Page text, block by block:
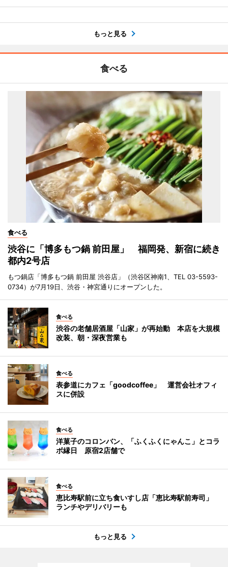
もっと見る
食べる
食べる
渋谷に「博多もつ鍋 前田屋」 福岡発、新宿に続き
都内2号店
もつ鍋店「博多もつ鍋 前田屋 渋谷店」（渋谷区神南1、TEL 03-5593-
0734）が7月19日、渋谷・神宮通りにオープンした。
食べる
渋谷の老舗居酒屋「山家」が再始動 本店を大規模
改装、朝・深夜営業も
食べる
表参道にカフェ「goodcoffee」 運営会社オフィ
スに併設
食べる
洋菓子のコロンバン、「ふくふくにゃんこ」とコラ
ボ縁日 原宿2店舗で
食べる
恵比寿駅前に立ち食いすし店「恵比寿駅前寿司」
ランチやデリバリーも
もっと見る